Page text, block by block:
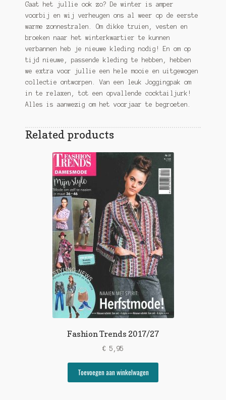
Gaat het jullie ook zo? De winter is amper
voorbij en wij verheugen ons al weer op de eerste
warme zonnestralen. Om dikke truien, vesten en
broeken naar het winterkwartier te kunnen
verbannen heb je nieuwe kleding nodig! En om op
tijd nieuwe, passende kleding te hebben, hebben
we extra voor jullie een hele mooie en uitgewogen
collectie ontworpen. Van een leuk Joggingpak om
in te relaxen, tot een opvallende cocktailjurk!
Alles is aanwezig om het voorjaar te begroeten.
Related products
Fashion Trends 2017/27
€ 5,95
Toevoegen aan winkelwagen